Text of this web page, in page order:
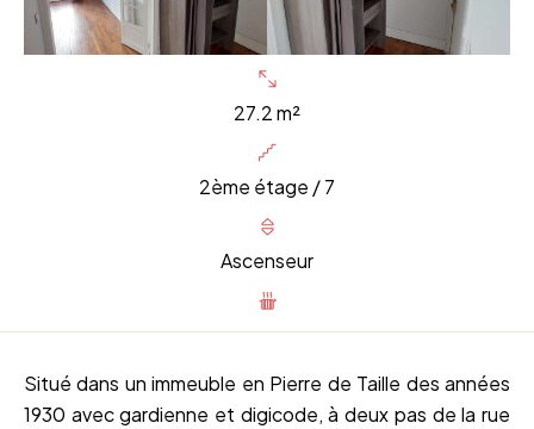
27.2 m²
2ème étage / 7
Ascenseur
Situé dans un immeuble en Pierre de Taille des années
1930 avec gardienne et digicode, à deux pas de la rue